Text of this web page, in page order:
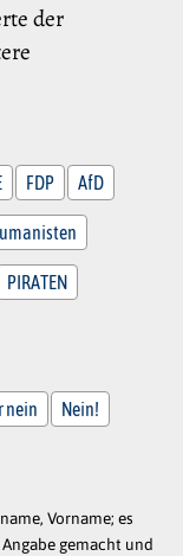
der
FDP AfD
PIRATEN
nein Nein!
Vorname; es
gemacht und